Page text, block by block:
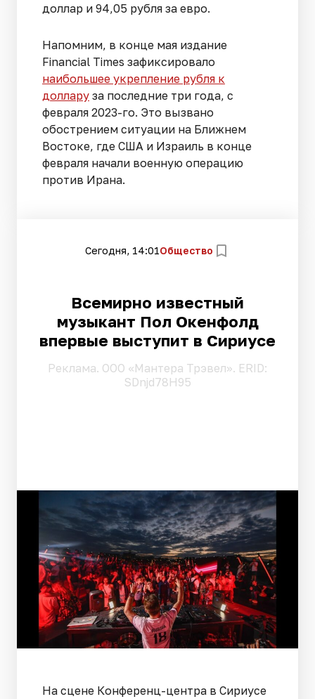
доллар и 94,05 рубля за евро.
Напомним, в конце мая издание
Financial Times зафиксировало
наибольшее укрепление рубля к
доллару за последние три года, с
февраля 2023-го. Это вызвано
обострением ситуации на Ближнем
Востоке, где США и Израиль в конце
февраля начали военную операцию
против Ирана.
Сегодня, 14:01Общество
Всемирно известный
музыкант Пол Окенфолд
впервые выступит в Сириусе
Pеклама. ООО «Мантера Трэвел». ERID:
SDnjd78H95
На сцене Конференц-центра в Сириусе